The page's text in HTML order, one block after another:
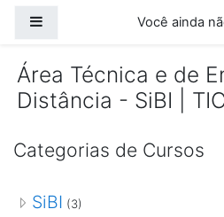
Você ainda
Área Técnica e de
Distância - SiBI |
Categorias de Cursos
SiBI (3)